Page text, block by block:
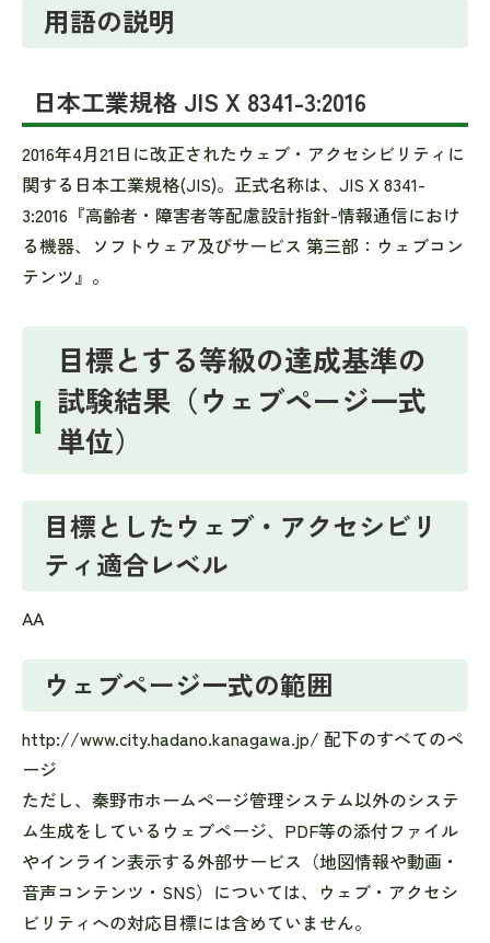
用語の説明
日本工業規格 JIS X 8341-3:2016
2016年4月21日に改正されたウェブ・アクセシビリティに
関する日本工業規格(JIS)。正式名称は、JIS X 8341-
3:2016『高齢者・障害者等配慮設計指針-情報通信におけ
る機器、ソフトウェア及びサービス 第三部：ウェブコン
テンツ』。
目標とする等級の達成基準の
試験結果（ウェブページ一式
単位）
目標としたウェブ・アクセシビリ
ティ適合レベル
AA
ウェブページ一式の範囲
http://www.city.hadano.kanagawa.jp/ 配下のすべてのペ
ージ
ただし、秦野市ホームページ管理システム以外のシステ
ム生成をしているウェブページ、PDF等の添付ファイル
やインライン表示する外部サービス（地図情報や動画・
音声コンテンツ・SNS）については、ウェブ・アクセシ
ビリティへの対応目標には含めていません。